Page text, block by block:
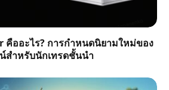
คืออะไร? การกำหนดนิยามใหม่ของ
สำหรับนักเทรดชั้นนำ